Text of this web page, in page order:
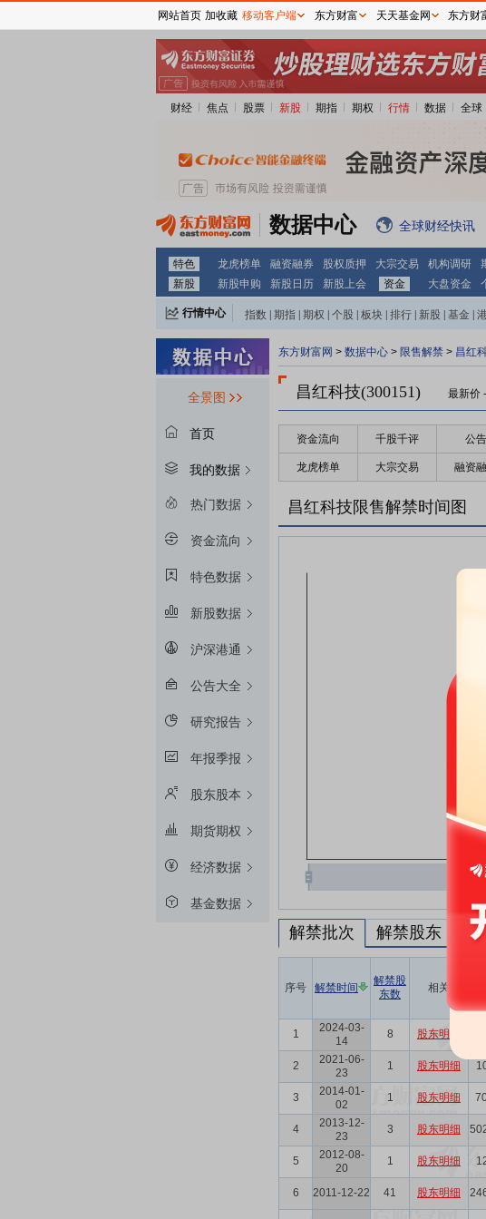
财经 焦点 股票 新股 期指 期权 行情 数据 全球
数据中心 全球财经快讯
特色 龙虎榜单 融资融券 股权质押 大宗交易 机构调研
新股
新股申购 新股日历 新股上会 资金 大盘资金
行情中心 指数 期指 期权 个股 板块 排行 新股 基金
全景图
首页
我的数据
热门数据
资金流向
特色数据
新股数据
沪深港通
公告大全
研究报告
年报季报
股东股本
期货期权
经济数据
基金数据
东方财富网 > 数据中心 > 限售解禁 > 昌红
昌红科技(300151) 最新价 -
资金流向 千股千评 公告
龙虎榜单 大宗交易 融资
昌红科技限售解禁时间图
解禁批次 解禁股东
序号 解禁时间
解禁股
东数
相关
1
2024-03-
14
8 股东明细
2
2021-06-
23
1 股东明细
3
2014-01-
02
1 股东明细
4
2013-12-
23
3 股东明细
5
2012-08-
20
1 股东明细
6 2011-12-22 41 股东明细
网站首页 加收藏 移动客户端 东方财富 天天基金网 东方财